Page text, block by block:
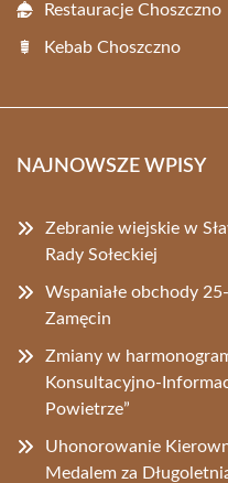
Restauracje Choszczno
Kebab Choszczno
NAJNOWSZE WPISY
Zebranie wiejskie w
Rady Sołeckiej
Wspaniałe obchody
Zamęcin
Zmiany w
Konsultacyjno-
Powietrze”
Uhonorowanie
Medalem za